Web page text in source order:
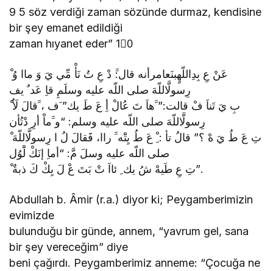
9 5 söz verdiği zaman sözünde durmaz, kendisine
bir şey emanet edildiği
zaman hıyanet eder” 10َ
ْ عَنْ عِ بِدِاللّهٍبنَعامرأنه قال:ََ دْ عِ تُ نَأْ مِّي يَ وَ ماا وُ
رِسولَّاللّهَ صلى اللّه عليه وسلَمِ قاِ عَد ٌ يف
ْ بِ يَ تَناَ فْ قالت:” ََهاَ تَ عُالْ أِ عَ طَ يك” َف ، ََقالَ لَاُ
رِسولَّاللّهَ صلى اللّه عليه وسلم: “و ََماْ أرِ دْتُأن
ْ تِ عَ طُ يَ هْ ؟” قالُ تأ : ِْ عَ طُ يِتَْه ََ راا، فََقالَ لُ ا رِسولَّاللّهَ
صلى اللّه عليه وسلَ مَّ: “أماِ إنَكْ لَْوُل
ْ تِ عِ طَيهْ شُ يك ِ ئااَ تْ بَتَ عْ لَ يِكْ كَ ذبةٌ”.
Abdullah b. Âmir (r.a.) diyor ki; Peygamberimizin
evimizde
bulunduğu bir günde, annem, “yavrum gel, sana
bir şey vereceğim” diye
beni çağırdı. Peygamberimiz anneme: “Çocuğa ne